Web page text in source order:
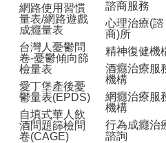
網路使用習慣
量表/網路遊戲
成癮量表
台灣人憂鬱問
卷-憂鬱傾向篩
檢量表
愛丁堡產後憂
鬱量表(EPDS)
自填式華人飲
酒問題篩檢問
卷(CAGE)
諮商服務
心理治療(諮
商)所
精神復健機
酒癮治療服
機構
網癮治療服
機構
行為成癮治
諮詢